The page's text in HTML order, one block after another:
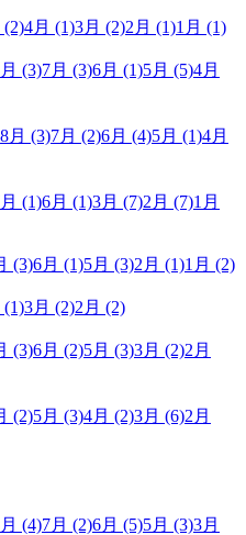
(2)4月 (1)3月 (2)2月 (1)1月 (1)
(3)7月 (3)6月 (1)5月 (5)4月
8月 (3)7月 (2)6月 (4)5月 (1)4月
(1)6月 (1)3月 (7)2月 (7)1月
(3)6月 (1)5月 (3)2月 (1)1月 (2)
(1)3月 (2)2月 (2)
(3)6月 (2)5月 (3)3月 (2)2月
(2)5月 (3)4月 (2)3月 (6)2月
(4)7月 (2)6月 (5)5月 (3)3月